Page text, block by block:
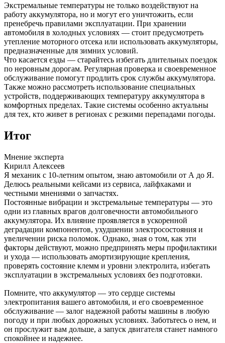
Экстремальные температуры не только воздействуют на
работу аккумулятора, но и могут его уничтожить, если
пренебречь правилами эксплуатации. При хранении
автомобиля в холодных условиях — стоит предусмотреть
утепление моторного отсека или использовать аккумуляторы,
предназначенные для зимних условий.
Что касается езды — старайтесь избегать длительных поездок
по неровным дорогам. Регулярная проверка и своевременное
обслуживание помогут продлить срок службы аккумулятора.
Также можно рассмотреть использование специальных
устройств, поддерживающих температуру аккумулятора в
комфортных пределах. Такие системы особенно актуальны
для тех, кто живет в регионах с резкими перепадами погоды.
Итог
Мнение эксперта
Кирилл Алексеев
Я механик с 10-летним опытом, знаю автомобили от А до Я.
Делюсь реальными кейсами из сервиса, лайфхаками и
честными мнениями о запчастях.
Постоянные вибрации и экстремальные температуры — это
одни из главных врагов долговечности автомобильного
аккумулятора. Их влияние проявляется в ускоренной
деградации компонентов, ухудшении электросостояния и
увеличении риска поломок. Однако, зная о том, как эти
факторы действуют, можно предпринять меры профилактики
и ухода — использовать амортизирующие крепления,
проверять состояние клемм и уровни электролита, избегать
эксплуатации в экстремальных условиях без подготовки.
Помните, что аккумулятор — это сердце системы
электропитания вашего автомобиля, и его своевременное
обслуживание — залог надежной работы машины в любую
погоду и при любых дорожных условиях. Заботьтесь о нем, и
он прослужит вам дольше, а запуск двигателя станет намного
спокойнее и надежнее.